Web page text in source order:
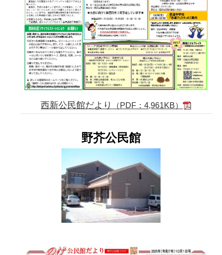
西新公民館だより （PDF：4,961KB）
野芥公民館